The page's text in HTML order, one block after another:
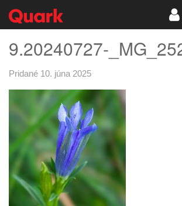
9.20240727-
Pridané 10. júna 2025